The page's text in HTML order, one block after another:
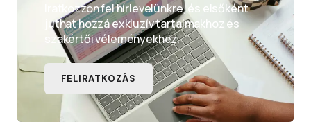
Iratkozzon fel hírlevelünkre, és elsőként
juthat hozzá exkluzív tartalmakhoz és
szakértői véleményekhez.
FELIRATKOZÁS